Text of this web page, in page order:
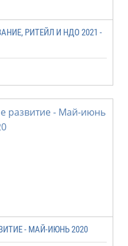
РИТЕЙЛ И НДО 2021 -
- МАЙ-ИЮНЬ 2020